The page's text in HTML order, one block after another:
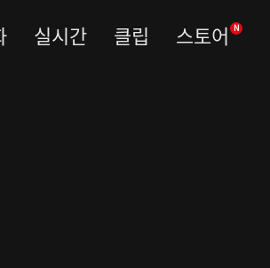
실시간 클립 스토어 N